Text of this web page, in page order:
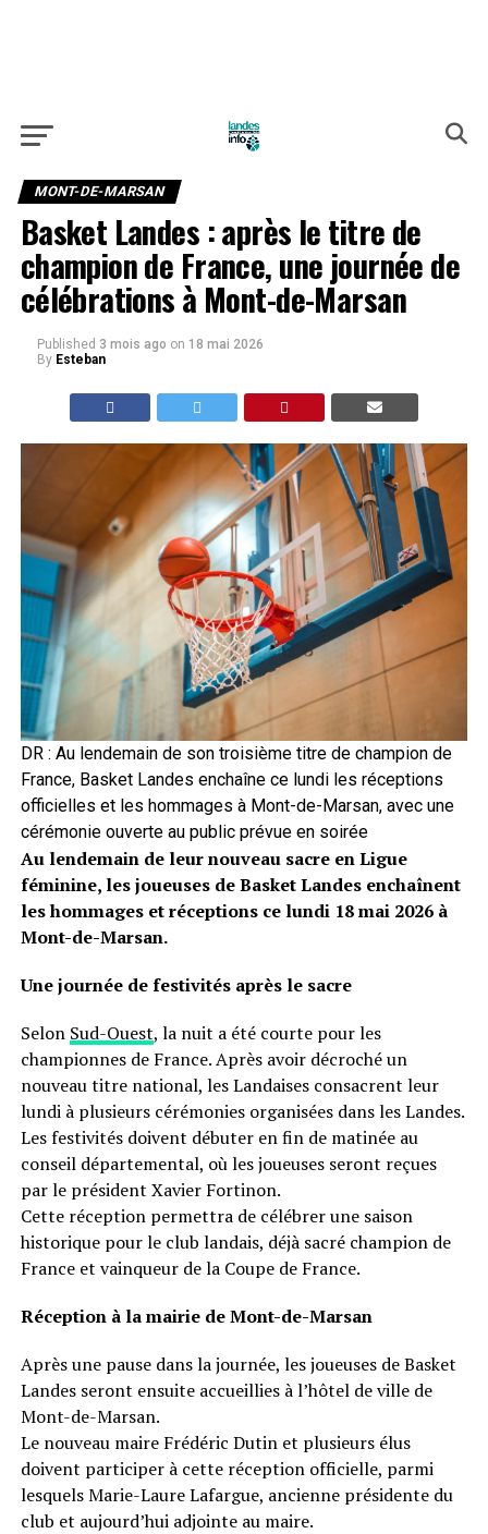
MONT-DE-MARSAN
Basket Landes : après le titre de
champion de France, une journée de
célébrations à Mont-de-Marsan
Published 3 mois ago on 18 mai 2026
By Esteban
DR : Au lendemain de son troisième titre de champion de
France, Basket Landes enchaîne ce lundi les réceptions
officielles et les hommages à Mont-de-Marsan, avec une
cérémonie ouverte au public prévue en soirée
Au lendemain de leur nouveau sacre en Ligue
féminine, les joueuses de Basket Landes enchaînent
les hommages et réceptions ce lundi 18 mai 2026 à
Mont-de-Marsan.
Une journée de festivités après le sacre
Selon Sud-Ouest, la nuit a été courte pour les
championnes de France. Après avoir décroché un
nouveau titre national, les Landaises consacrent leur
lundi à plusieurs cérémonies organisées dans les Landes.
Les festivités doivent débuter en fin de matinée au
conseil départemental, où les joueuses seront reçues
par le président Xavier Fortinon.
Cette réception permettra de célébrer une saison
historique pour le club landais, déjà sacré champion de
France et vainqueur de la Coupe de France.
Réception à la mairie de Mont-de-Marsan
Après une pause dans la journée, les joueuses de Basket
Landes seront ensuite accueillies à l’hôtel de ville de
Mont-de-Marsan.
Le nouveau maire Frédéric Dutin et plusieurs élus
doivent participer à cette réception officielle, parmi
lesquels Marie-Laure Lafargue, ancienne présidente du
club et aujourd’hui adjointe au maire.